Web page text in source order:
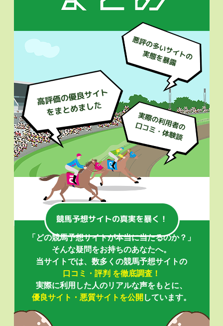
「どの競馬予想サイトが本当に当たるのか？」
そんな疑問をお持ちのあなたへ。
当サイトでは、数多くの競馬予想サイトの
口コミ・評判 を徹底調査！
実際に利用した人のリアルな声をもとに、
優良サイト・悪質サイトを公開しています。